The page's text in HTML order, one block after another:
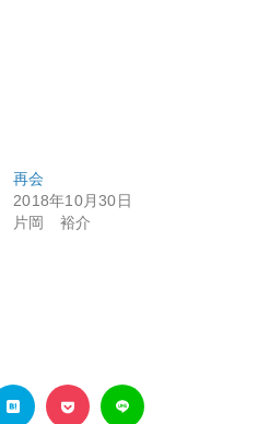
再会
2018年10月30日
片岡 裕介